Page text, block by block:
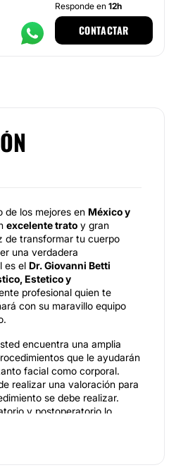
Responde en 12h
CONTACTAR
de los mejores en México y
excelente trato y gran
de transformar tu cuerpo
una verdadera
es el Dr. Giovanni Betti
Estetico y
profesional quien te
con su maravillo equipo
encuentra una amplia
que le ayudarán
facial como corporal.
realizar una valoración para
se debe realizar.
y postoperatorio lo
Kraemer Giovanni.